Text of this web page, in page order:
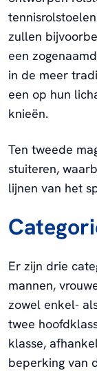
zullen
een
in de meer
een op hun
knieën.
Ten tweede
stuiteren,
lijnen van het
Er zijn drie
mannen,
zowel enkel-
twee
klasse,
beperking van